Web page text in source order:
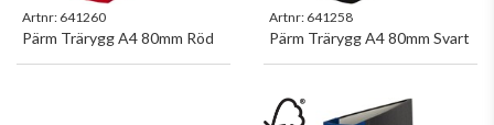
Artnr: 641260
Pärm Trärygg A4 80mm Röd
Artnr: 641258
Pärm Trärygg A4 80mm Svart